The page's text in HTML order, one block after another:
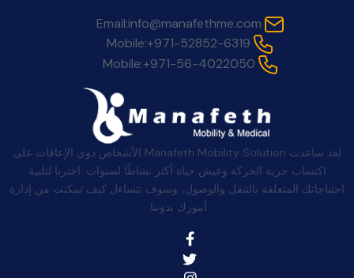
Email:info@manafethme.com
Mobile:+971-52852-6319
Mobile:+971-56-4022050
لقد ساعدت Manafeth Mobility Solution الأشخاص ذوي الإعاقات على
اكتساب حرية الحركة وعيش حياة أكثر نشاطًا لسنوات. اخترنا لتلبية
احتياجاتك المتعلقة بالتنقل والوصول، وسوف تتساءل كيف تمكنت من إدارة
أمورك بدوننا.